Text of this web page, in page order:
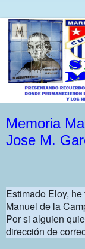
Memoria
Jose M.
Estimado Eloy,
Manuel de la
Por si alguien
dirección de